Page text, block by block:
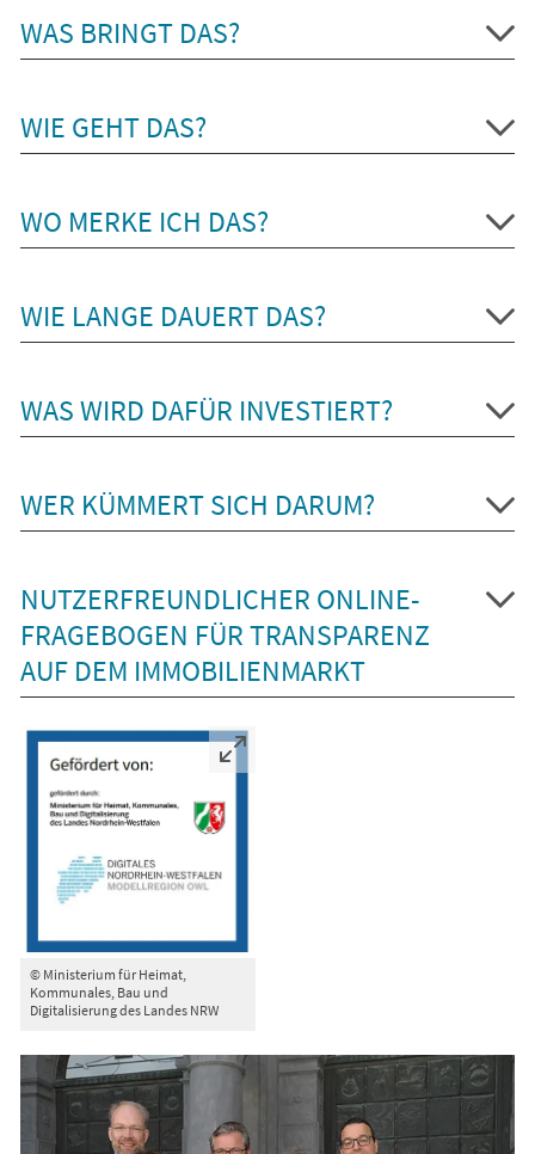
WAS BRINGT DAS?
WIE GEHT DAS?
WO MERKE ICH DAS?
WIE LANGE DAUERT DAS?
WAS WIRD DAFÜR INVESTIERT?
WER KÜMMERT SICH DARUM?
NUTZERFREUNDLICHER ONLINE-
FRAGEBOGEN FÜR TRANSPARENZ
AUF DEM IMMOBILIENMARKT
© Ministerium für Heimat,
Kommunales, Bau und
Digitalisierung des Landes NRW